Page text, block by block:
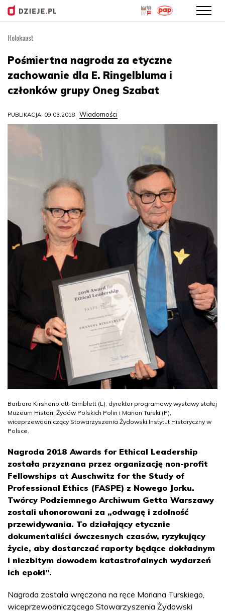
treści
Holokaust
Pośmiertna nagroda za etyczne
zachowanie dla E. Ringelbluma i
członków grupy Oneg Szabat
PUBLIKACJA: 09.03.2018 Wiadomości
Barbara Kirshenblatt-Gimblett (L), dyrektor programowy wystawy stałej
Muzeum Historii Żydów Polskich Polin i Marian Turski (P),
wiceprzewodniczący Stowarzyszenia Żydowski Instytut Historyczny w
Polsce.
Nagroda 2018 Awards for Ethical Leadership
została przyznana przez organizację non-profit
Fellowships at Auschwitz for the Study of
Professional Ethics (FASPE) z Nowego Jorku.
Twórcy Podziemnego Archiwum Getta Warszawy
zostali uhonorowani za „odwagę i zdolność
przewidywania. To działający etycznie
dokumentaliści ówczesnych czasów, ryzykujący
życie, aby dostarczać raporty będące dokładnym
i niezbitym dowodem katastrofalnych wydarzeń
ich epoki”.
Nagroda została wręczona na ręce Mariana Turskiego,
wiceprzewodniczącego Stowarzyszenia Żydowski